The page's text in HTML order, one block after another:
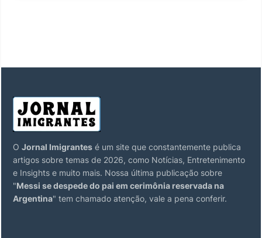
O Jornal Imigrantes é um site que constantemente publica
artigos sobre temas de 2026, como Notícias, Entretenimento
e Insights e muito mais. Nossa última publicação sobre
"Messi se despede do pai em cerimônia reservada na
Argentina" tem chamado atenção, vale a pena conferir.